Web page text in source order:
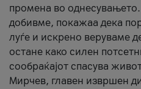
промена во
добивме, покажаа дека
луѓе и искрено веруваме
остане како силен
сообраќајот спасува
Мирчев, главен извршен